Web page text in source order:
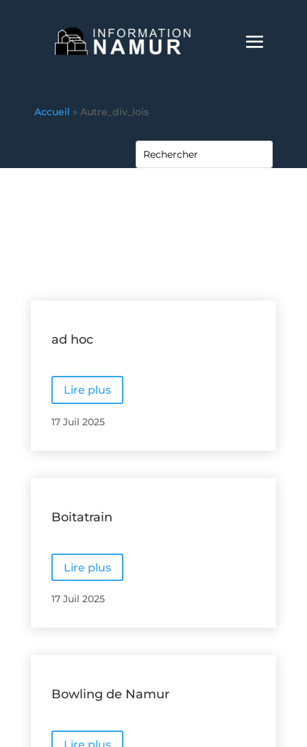
Accueil » Autre_div_lois
ad hoc
Lire plus
17 Juil 2025
Boitatrain
Lire plus
17 Juil 2025
Bowling de Namur